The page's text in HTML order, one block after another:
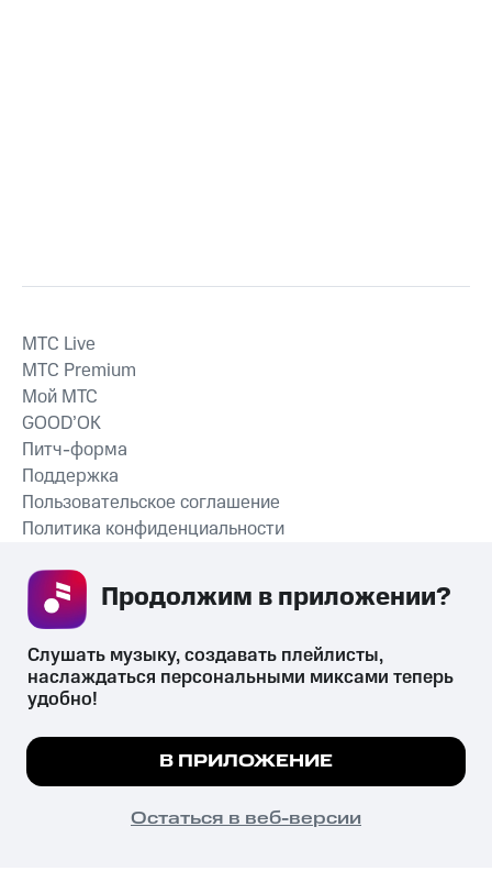
СКАЧАТЬ ПРИЛОЖЕНИЕ
MTС Live
MTС Premium
Мой МТС
GOOD’OK
Питч-форма
Поддержка
Пользовательское соглашение
Политика конфиденциальности
психотропных веществ, их аналогов причиняет вред здоровью,
их незаконный оборот запрещён и влечёт установленную
законодательством ответственность.
© 2026 ООО «КИОН».
Все права защищены
Мы используем куки, чтобы на сайте все
Подробнее
ПОНЯТНО
Слушать музыку, создавать плейлисты,
наслаждаться персональными миксами теперь
удобно!
В ПРИЛОЖЕНИЕ
Остаться в веб-версии